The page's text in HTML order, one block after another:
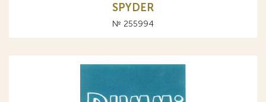
SPYDER
№ 255994